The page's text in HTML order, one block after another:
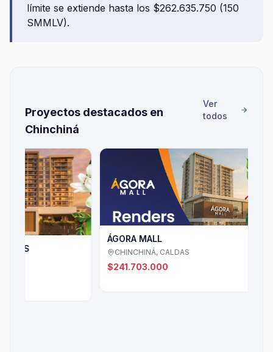
límite se extiende hasta los $262.635.750 (150
SMMLV).
Proyectos destacados en
Chinchiná
Ver
todos
ÁGORA MALL
CHINCHINÁ, CALDAS
$241.703.000